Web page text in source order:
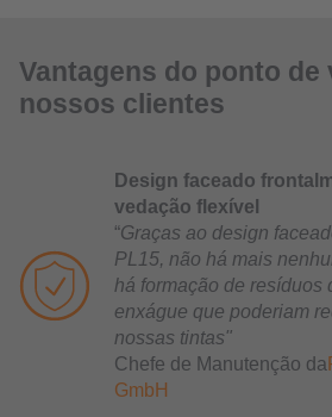
Vantagens do ponto de
nossos clientes
Design faceado
vedação flexível
“Graças ao design
PL15, não há mais
há formação de resíduos
enxágue que poderiam
nossas tintas"
Chefe de Manutenção da
GmbH